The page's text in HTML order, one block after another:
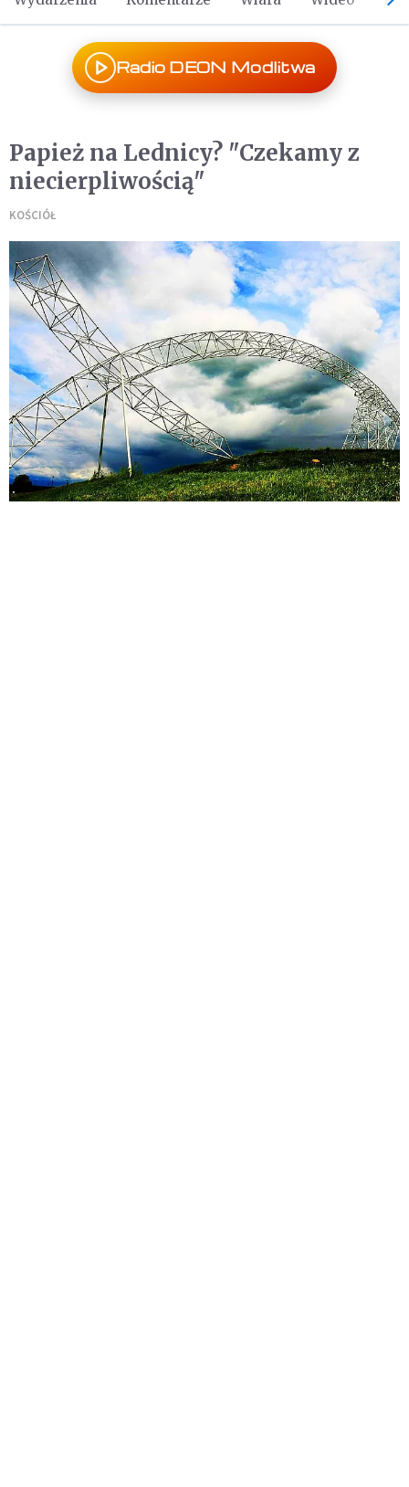
Radio DEON Modlitwa
Papież na Lednicy? "Czekamy z
niecierpliwością"
KOŚCIÓŁ